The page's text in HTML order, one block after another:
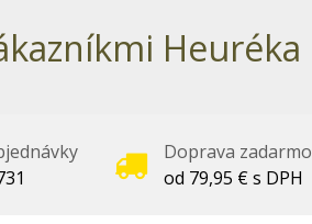
Heuréka
Doprava zadarmo
od 79,95 € s DPH